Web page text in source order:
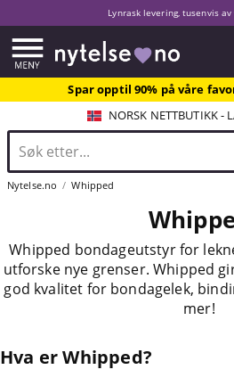
Lynrask levering, tusenvis
Spar opptil 90% på våre
NORSK NETTBUTIKK -
Nytelse.no Whipped
Whipped bondageutstyr for
utforske nye grenser. Whipped
god kvalitet for bondagelek,
mer!
Hva er Whipped?